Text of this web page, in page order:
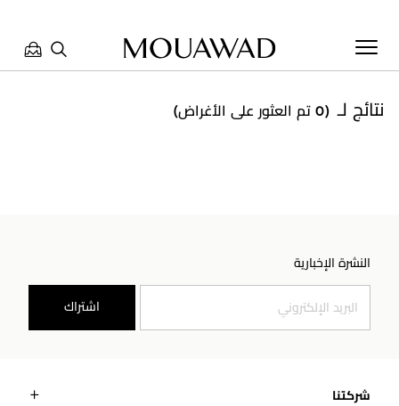
نتائج لـ (0 تم العثور على الأغراض)
النشرة الإخبارية
اشتراك
شركتنا
مرحبا بكم في معوّض. كيف يمكننا مساعدتك؟ الرجاء تحديد أحد
العثور على متجر